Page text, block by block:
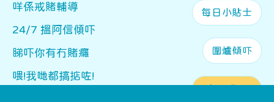
Main navigation
咩係戒賭輔導
24/7 搵阿信傾吓
睇吓你有冇賭癮
喂!我哋都搞掂咗!
每日小貼士
圍爐傾吓